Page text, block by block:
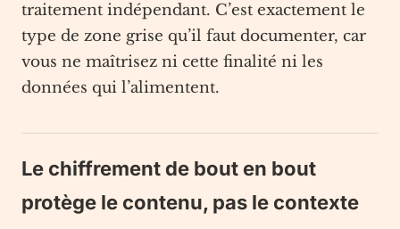
traitement indépendant. C’est exactement le
type de zone grise qu’il faut documenter, car
vous ne maîtrisez ni cette finalité ni les
données qui l’alimentent.
Le chiffrement de bout en bout
protège le contenu, pas le contexte